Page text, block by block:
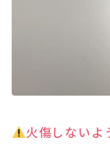
火傷しないよ